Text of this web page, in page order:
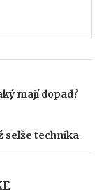
mají dopad?
selže technika